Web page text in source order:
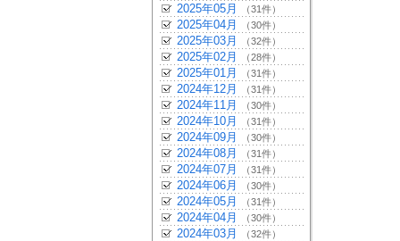
2025年05月 （31件）
2025年04月 （30件）
2025年03月 （32件）
2025年02月 （28件）
2025年01月 （31件）
2024年12月 （31件）
2024年11月 （30件）
2024年10月 （31件）
2024年09月 （30件）
2024年08月 （31件）
2024年07月 （31件）
2024年06月 （30件）
2024年05月 （31件）
2024年04月 （30件）
2024年03月 （32件）